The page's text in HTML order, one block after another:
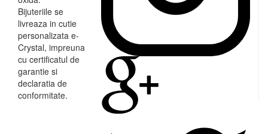
Bijuteriile se
livreaza in cutie
personalizata e-
Crystal, impreuna
cu certificatul de
garantie si
declaratia de
conformitate.